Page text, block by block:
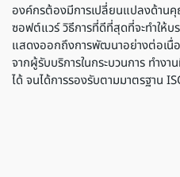
องค์กรต้องมีการเปลี่ยนแปลงด้าน
ซอฟต์แวร์ วิธีการที่ดีที่สุดที่จะทำให้บ
แสดงออกถึงการพัฒนาอย่างต่อเนื่อ
จากผู้รับบริการในกระบวนการ ทำ
ได้ จนได้การรองรับตามมาตรฐาน